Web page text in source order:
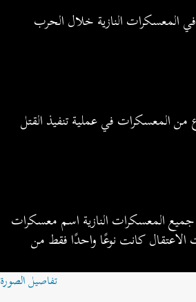
تفاصيل الصورة
النازية خلال الحرب
من المعسكرات في عملية تنفيذ القتل
المعسكرات النازية اسم معسكرات
كانت نوعًا واحدًا فقط من